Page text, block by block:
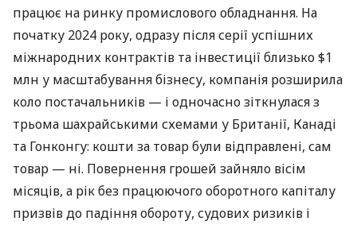
працює на ринку промислового обладнання. На
початку 2024 року, одразу після серії успішних
міжнародних контрактів та інвестиції близько $1
млн у масштабування бізнесу, компанія розширила
коло постачальників — і одночасно зіткнулася з
трьома шахрайськими схемами у Британії, Канаді
та Гонконгу: кошти за товар були відправлені, сам
товар — ні. Повернення грошей зайняло вісім
місяців, а рік без працюючого оборотного капіталу
призвів до падіння обороту, судових ризиків і